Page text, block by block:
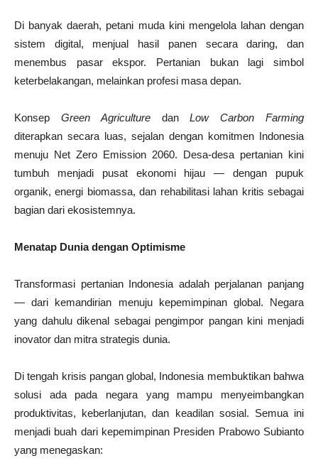
Di banyak daerah, petani muda kini mengelola lahan dengan
sistem digital, menjual hasil panen secara daring, dan
menembus pasar ekspor. Pertanian bukan lagi simbol
keterbelakangan, melainkan profesi masa depan.
Konsep Green AgriculturedanLow Carbon Farming
diterapkan secara luas, sejalan dengan komitmen Indonesia
menuju Net Zero Emission 2060. Desa-desa pertanian kini
tumbuh menjadi pusat ekonomi hijau — dengan pupuk
organik, energi biomassa, dan rehabilitasi lahan kritis sebagai
bagian dari ekosistemnya.
Menatap Dunia dengan Optimisme
Transformasi pertanian Indonesia adalah perjalanan panjang
— dari kemandirian menuju kepemimpinan global. Negara
yang dahulu dikenal sebagai pengimpor pangan kini menjadi
inovator dan mitra strategis dunia.
Di tengah krisis pangan global, Indonesia membuktikan bahwa
solusi ada pada negara yang mampu menyeimbangkan
produktivitas, keberlanjutan, dan keadilan sosial. Semua ini
menjadi buah dari kepemimpinan Presiden Prabowo Subianto
yang menegaskan: